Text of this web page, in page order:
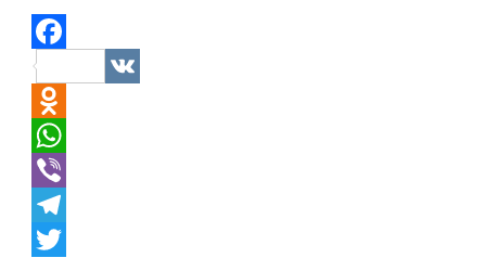
Facebook
VK
Odnoklassniki
WhatsApp
Viber
Telegram